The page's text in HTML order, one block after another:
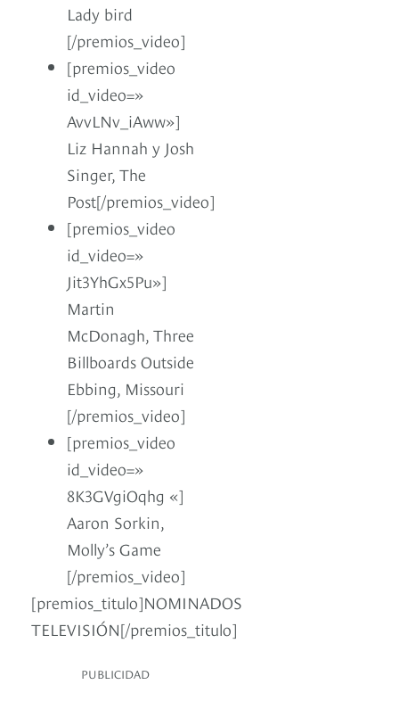
Lady bird
[/premios_video]
[premios_video
id_video=»
AvvLNv_iAww»]
Liz Hannah y Josh
Singer, The
Post[/premios_video]
[premios_video
id_video=»
Jit3YhGx5Pu»]
Martin
McDonagh, Three
Billboards Outside
Ebbing, Missouri
[/premios_video]
[premios_video
id_video=»
8K3GVgiOqhg «]
Aaron Sorkin,
Molly’s Game
[/premios_video]
[premios_titulo]NOMINADOS
TELEVISIÓN[/premios_titulo]
PUBLICIDAD